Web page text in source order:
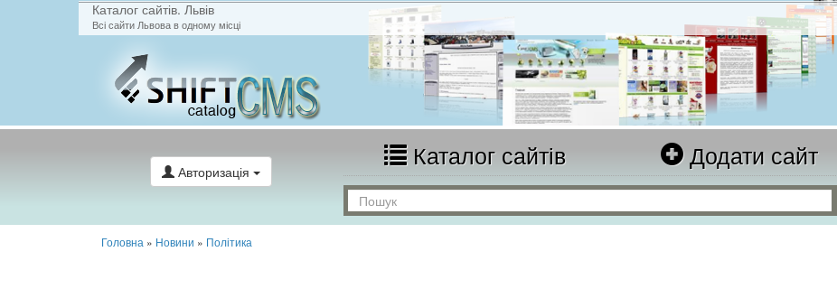
Каталог сайтів. Львів
Всі сайти Львова в одному місці
Авторизація
Каталог сайтів Додати сайт
Головна » Новини » Політика